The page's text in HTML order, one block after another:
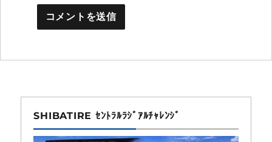
SHIBATIRE ｾﾝﾄﾗﾙﾗｼﾞｱﾙﾁｬﾚﾝｼﾞ